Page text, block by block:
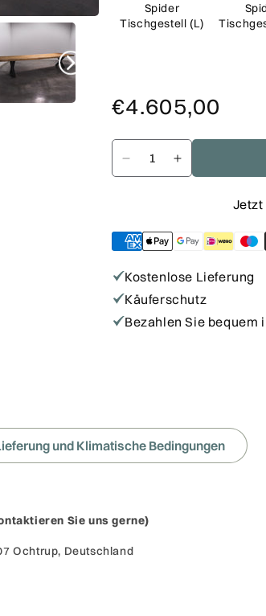
Spider
Tischgestell (L)
Normaler
Preis
Verkaufspreis
€4.605,00
Verringere
für
Baumscheiben
Esstisch
Tali
-
425
cm
Erhöhe
Esstisch
Tali
-
425
cm
Jetzt
Kostenlose Lieferung
Käuferschutz
Bezahlen Sie bequem
und Klimatische Bedingungen
Sie uns gerne)
Ochtrup, Deutschland